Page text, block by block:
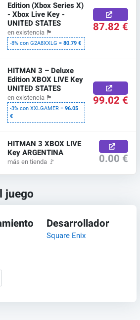
Edition (Xbox Series X)
- Xbox Live Key -
UNITED STATES
en existencia 🏴
-8% con G2A8XXLG =80.79 €
87.82 €
HITMAN 3 – Deluxe
Edition XBOX LIVE Key
UNITED STATES
en existencia 🏴
-3% con XXLGAMER =96.05
€
99.02 €
HITMAN 3 XBOX LIVE
Key ARGENTINA
más en tienda 🚩 0.00 €
juego
Desarrollador
Square Enix